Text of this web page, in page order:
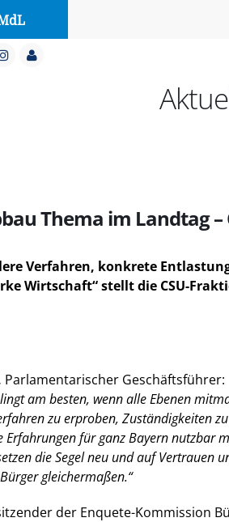
Thema im Landtag
Verfahren, konkrete
Wirtschaft“ stellt die CSU-
Parlamentarischer Geschäftsführer:
am besten, wenn alle Ebenen
zu erproben, Zuständigkeiten
Erfahrungen für ganz Bayern nutzbar
die Segel neu und auf Vertrauen
gleichermaßen.“
der Enquete-Kommission